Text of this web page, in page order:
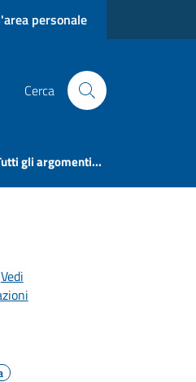
personale
Cerca
gli argomenti...
Vedi